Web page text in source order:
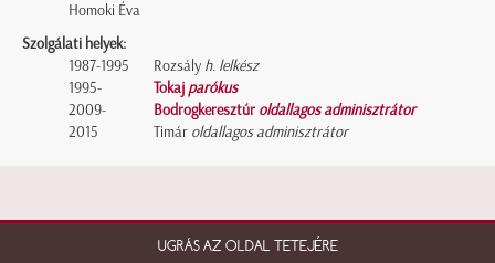
Homoki Éva
Szolgálati helyek:
1987-1995
Rozsály h. lelkész
1995-
Tokaj parókus
2009-
Bodrogkeresztúr oldallagos adminisztrátor
2015
Timár oldallagos adminisztrátor
UGRÁS AZ OLDAL TETEJÉRE